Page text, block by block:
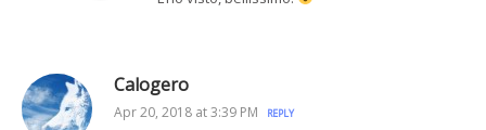
Calogero
Apr 20, 2018 at 3:39 PM REPLY